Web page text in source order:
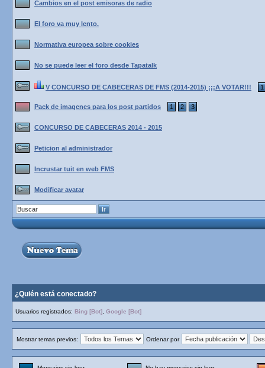
Cambios en el post emisoras de radio
El foro va muy lento.
Normativa europea sobre cookies
No se puede leer el foro desde Tapatalk
V CONCURSO DE CABECERAS DE FMS (2014-2015) ¡¡¡A VOTAR!!! 1
Pack de imagenes para los post partidos 1 2 3
CONCURSO DE CABECERAS 2014 - 2015
Peticion al administrador
Incrustar tuit en web FMS
Modificar avatar
¿Quién está conectado?
Usuarios registrados: Bing [Bot] Google [Bot]
Mostrar temas previos: Ordenar por